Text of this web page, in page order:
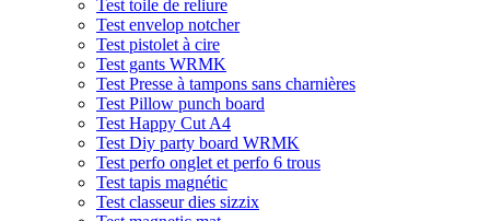
Test toile de reliure
Test envelop notcher
Test pistolet à cire
Test gants WRMK
Test Presse à tampons sans charnières
Test Pillow punch board
Test Happy Cut A4
Test Diy party board WRMK
Test perfo onglet et perfo 6 trous
Test tapis magnétic
Test classeur dies sizzix